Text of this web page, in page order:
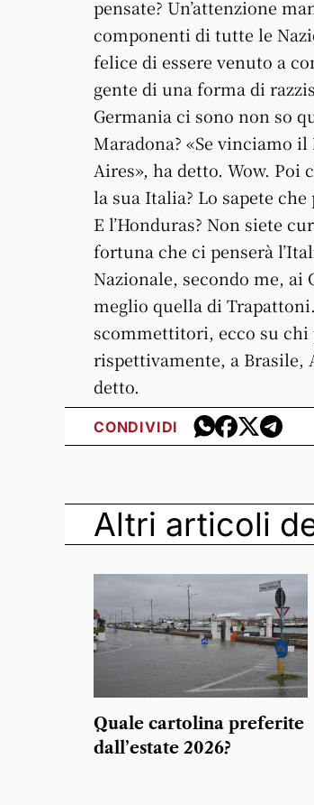
pensate? Un’attenzione
componenti di tutte le
felice di essere venuto a
gente di una forma di
Germania ci sono non so
Maradona? «Se vinciamo
Aires», ha detto. Wow. Poi
la sua Italia? Lo sapete
E l’Honduras? Non siete
fortuna che ci penserà
Nazionale, secondo me, ai
meglio quella di
scommettitori, ecco su chi
rispettivamente, a Brasile,
detto.
CONDIVIDI
Altri articoli
Quale cartolina preferite
dall’estate 2026?